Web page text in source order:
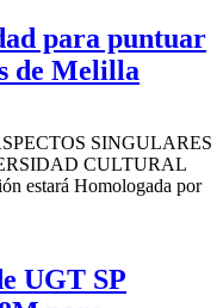
para puntuar
de Melilla
SINGULARES
CULTURAL
estará Homologada por
UGT SP